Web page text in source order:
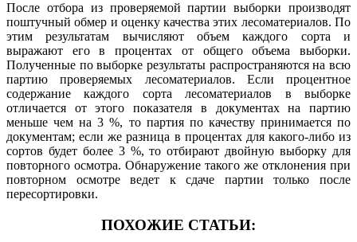
После отбора из проверяемой партии выборки производят
поштучный обмер и оценку качества этих лесоматериалов. По
этим результатам вычисляют объем каждого сорта и
выражают его в процентах от общего объема выборки.
Полученные по выборке результаты распространяются на всю
партию проверяемых лесоматериалов. Если процентное
содержание каждого сорта лесоматериалов в выборке
отличается от этого показателя в документах на партию
меньше чем на 3 %, то партия по качеству принимается по
документам; если же разница в процентах для какого-либо из
сортов будет более 3 %, то отбирают двойную выборку для
повторного осмотра. Обнаружение такого же отклонения при
повторном осмотре ведет к сдаче партии только после
пересортировки.
ПОХОЖИЕ СТАТЬИ: